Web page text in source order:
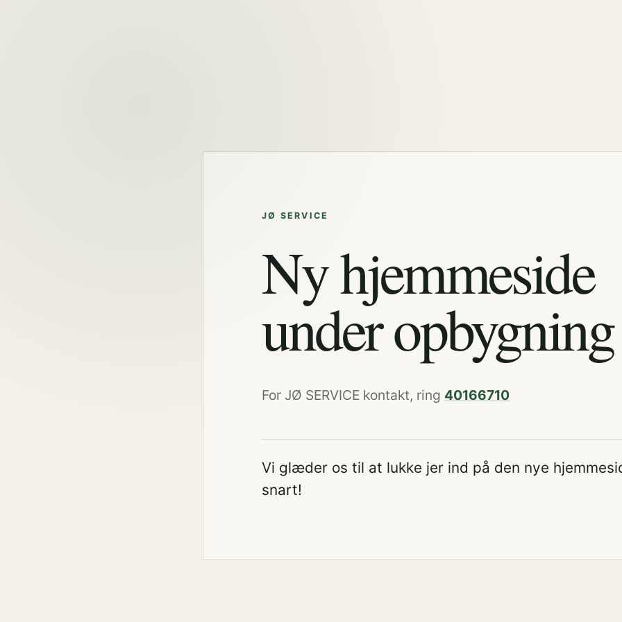
JØ SERVICE
Ny hjemmeside
under opbygning
For JØ SERVICE kontakt, ring 40166710
Vi glæder os til at lukke jer ind på den nye
snart!